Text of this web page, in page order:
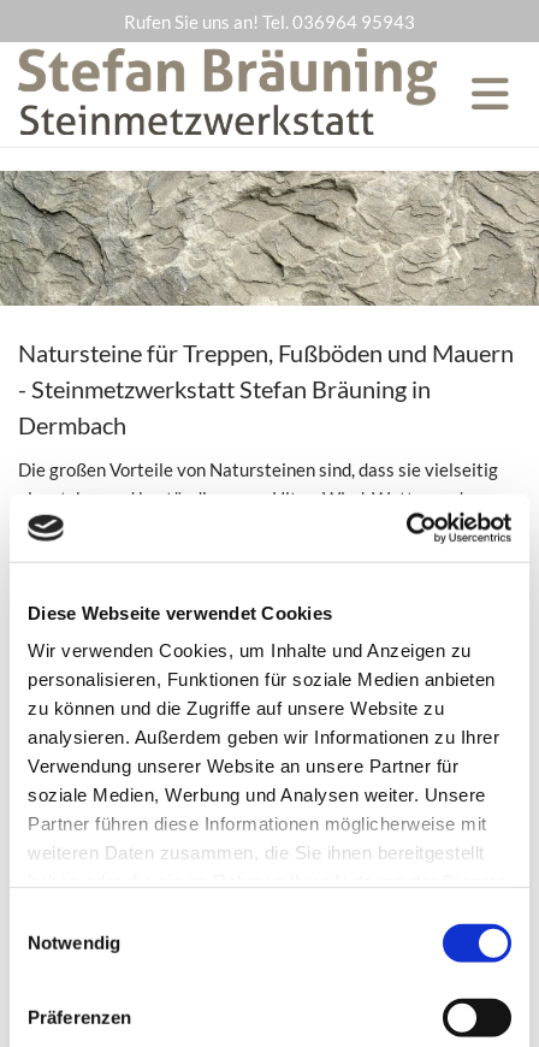
Diese Webseite verwendet Cookies
Wir verwenden Cookies, um Inhalte und Anzeigen zu
personalisieren, Funktionen für soziale Medien anbieten
zu können und die Zugriffe auf unsere Website zu
analysieren. Außerdem geben wir Informationen zu Ihrer
Verwendung unserer Website an unsere Partner für
soziale Medien, Werbung und Analysen weiter. Unsere
Partner führen diese Informationen möglicherweise mit
weiteren Daten zusammen, die Sie ihnen bereitgestellt
Notwendig
Präferenzen
Rufen Sie uns an! Tel. 036964 95943
Natursteine für Treppen, Fußböden und Mauern
- Steinmetzwerkstatt Stefan Bräuning in
Dermbach
Die großen Vorteile von Natursteinen sind, dass sie vielseitig
einsetzbar und beständig gegen Hitze, Wind, Wetter und
Abnutzung. Sie sind ideal geeignet für Fußböde, Treppen,
Sie hochwertigen Naturstein und setzen Ihre
Vorstellungen sauber und termingerecht für Sie um.
Leistungsübersicht:
Natursteintreppen und -mauern
Terrassen und Bodenbeläge aus Naturstein
Kaminplatten als Ofenbank oder Verblendung aus
Naturstein
kontaktieren Sie uns: